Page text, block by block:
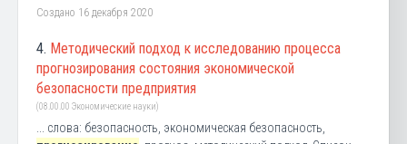
Создано 16 декабря 2020
4. Методический подход к исследованию процесса
прогнозирования состояния экономической
безопасности предприятия
(08.00.00 Экономические науки)
... слова: безопасность, экономическая безопасность,